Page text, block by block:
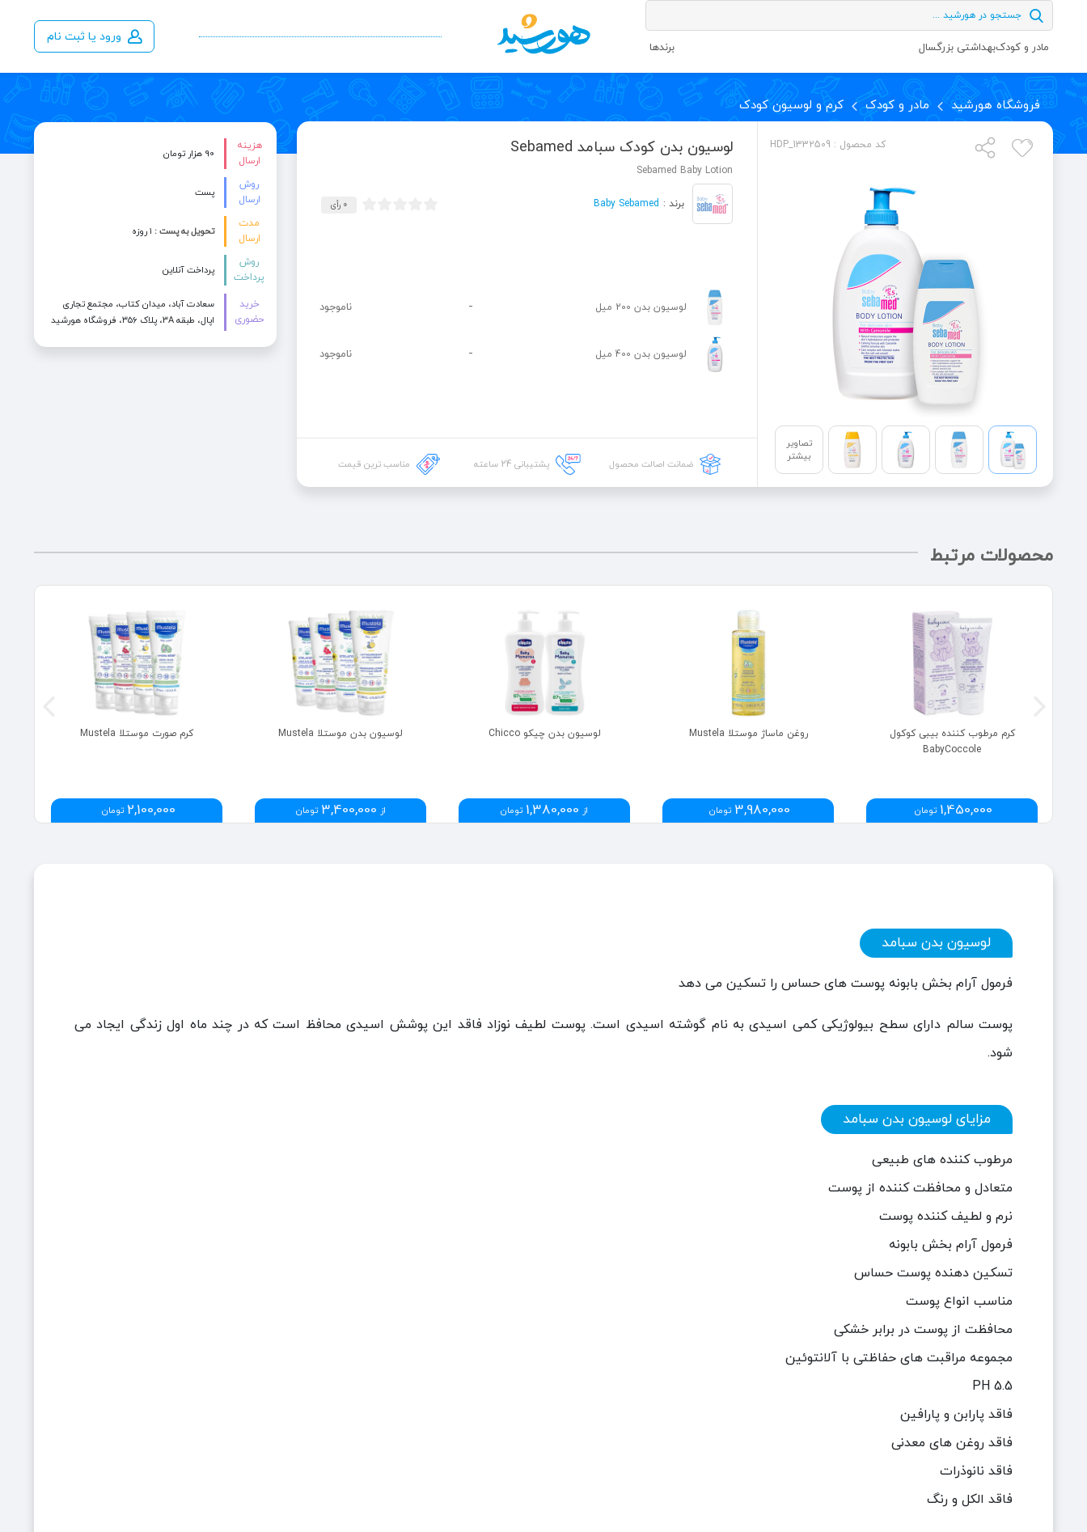
مادر و کودکبهداشتی بزرگسال برندها
ورود یا ثبت نام
فروشگاه هورشید مادر و کودک کرم و لوسیون کودک
کد محصول : HDP_1332509
تصاویر
بیشتر
لوسیون بدن کودک سبامد Sebamed
Sebamed Baby Lotion
برند : Baby Sebamed 0 رأی
لوسیون بدن 200 میل - ناموجود
لوسیون بدن 400 میل - ناموجود
ضمانت اصالت محصول پشتیبانی 24 ساعته مناسب ترین قیمت
هزینه
ارسال
90 هزار تومان
روش
ارسال
پست
مدت
ارسال
تحویل به پست :
روش
پرداخت
پرداخت آنلاین
خرید
حضوری
سعادت آباد، میدان کتاب، مجتمع تجاری
اپال، طبقه 3A، پلاک ۳۵۶، فروشگاه هورشید
محصولات مرتبط
کرم صورت موستلا Mustela
2,100,000 تومان
لوسیون بدن موستلا Mustela
از 3,400,000 تومان
لوسیون بدن چیکو Chicco
از 1,380,000 تومان
روغن ماساژ موستلا Mustela
3,980,000 تومان
کرم مرطوب کننده بیبی کوکول
BabyCoccole
1,450,000 تومان
لوسیون بدن سبامد
فرمول آرام بخش بابونه پوست های حساس را تسکین می دهد
پوست سالم دارای سطح بیولوژیکی کمی اسیدی به نام گوشته اسیدی است. پوست لطیف نوزاد فاقد این پوشش اسیدی محافظ است که در چند ماه اول زندگی ایجاد می
شود.
مزایای لوسیون بدن سبامد
مرطوب کننده های طبیعی
متعادل و محافظت کننده از پوست
نرم و لطیف کننده پوست
فرمول آرام بخش بابونه
تسکین دهنده پوست حساس
مناسب انواع پوست
محافظت از پوست در برابر خشکی
مجموعه مراقبت های حفاظتی با آلانتوئین
PH 5.5
فاقد پارابن و پارافین
فاقد روغن های معدنی
فاقد نانوذرات
فاقد الکل و رنگ